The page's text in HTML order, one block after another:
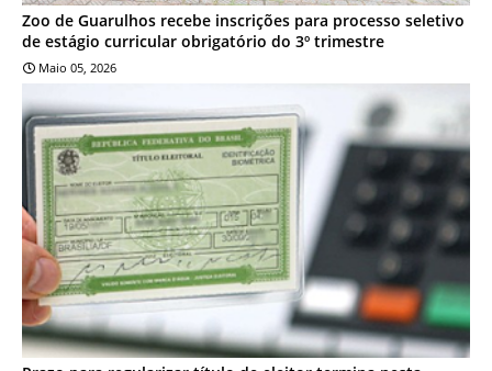
Zoo de Guarulhos recebe inscrições para processo seletivo
de estágio curricular obrigatório do 3º trimestre
Maio 05, 2026
NOTÍCIA